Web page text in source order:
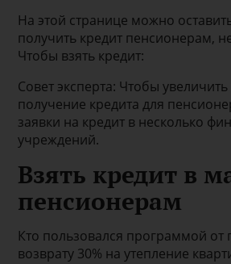
На этой странице можно
получить кредит пенсионерам,
Чтобы взять кредит:
Совет эксперта: Чтобы
получение кредита для
заявки на кредит в несколько
учреждений.
Взять кредит в
пенсионерам
Кто пользовался программой от
возврату 30% на утепление